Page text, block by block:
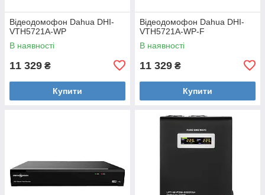
Відеодомофон Dahua DHI-
VTH5721A-WP
В наявності
11 329 ₴
Купити
Відеодомофон Dahua DHI-
VTH5721A-WP-F
В наявності
11 329 ₴
Купити